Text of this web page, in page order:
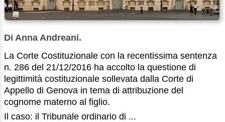
Di Anna Andreani.
La Corte Costituzionale con la recentissima sentenza
n. 286 del 21/12/2016 ha accolto la questione di
legittimità costituzionale sollevata dalla Corte di
Appello di Genova in tema di attribuzione del
cognome materno al figlio.
Il caso: il Tribunale ordinario di ...